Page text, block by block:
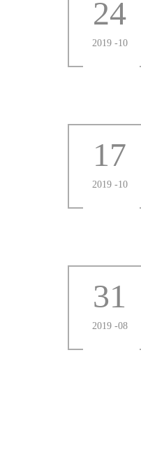
24
2019 -10
17
2019 -10
31
2019 -08